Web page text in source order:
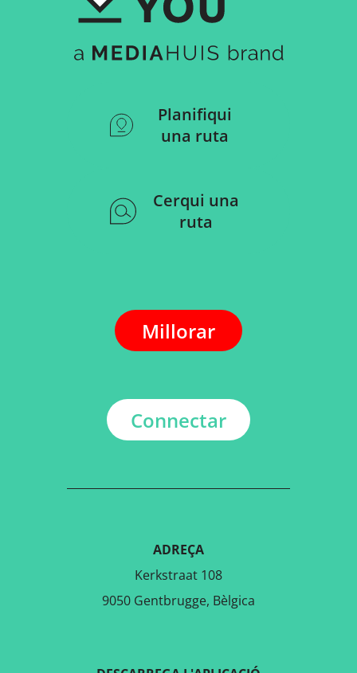
Planifiqui
una ruta
Cerqui una
ruta
Millorar
Connectar
ADREÇA
Kerkstraat 108
9050 Gentbrugge, Bèlgica